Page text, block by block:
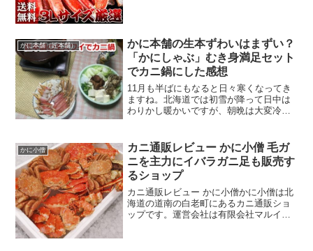
かに本舗（匠本舗）
かに本舗の生本ずわいはまずい？
「かにしゃぶ」むき身満足セット
でカニ鍋にした感想
11月も半ばにもなると日々寒くなってき
ますね。北海道では初雪が降って日中は
わりかし暖かいですが、朝晩は大変冷え
をすることにしました。やはりカニ鍋を
するなら生冷凍のズワイ...
かに小僧
カニ通販レビュー かに小僧 毛ガ
ニを主力にイバラガニ足も販売す
るショップ
カニ通販レビュー かに小僧かに小僧は北
海道の道南の白老町にあるカニ通販ショ
ップです。運営会社は有限会社マルイチ